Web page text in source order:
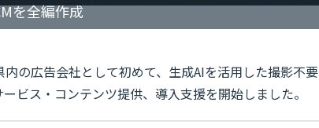
を全編作成
内の広告会社として初めて、生成AIを活用した撮影不
ビス・コンテンツ提供、導入支援を開始しました。